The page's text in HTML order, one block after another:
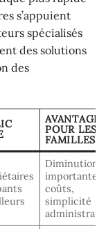
s’appuient
spécialisés
des solutions
des
AVANTAGES
POUR LES
FAMILLES
Diminution
importante
coûts,
simplicité